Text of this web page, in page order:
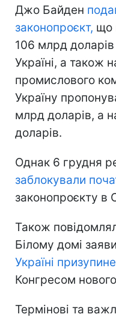
Джо Байден
законопроєкт, що
106 млрд
Україні, а також
промислового
Україну
млрд доларів, а
доларів.
Однак 6 грудня
заблокували
законопроєкту в
Також
Білому домі
Україні
Конгресом
Термінові та